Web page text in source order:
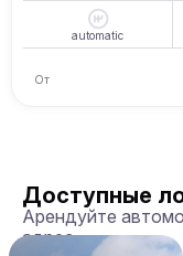
automatic
От
Доступные
Арендуйте
адрес